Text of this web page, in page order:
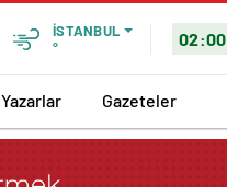
İSTANBUL
°
02:00
Yazarlar Gazeteler